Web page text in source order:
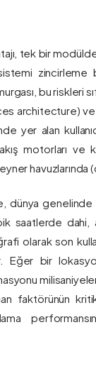
tek bir
zincirleme
bu riskleri
architecture)
yer alan
motorları ve
havuzlarında
dünya genelinde
saatlerde dahi,
olarak son
Eğer bir
faktörünün